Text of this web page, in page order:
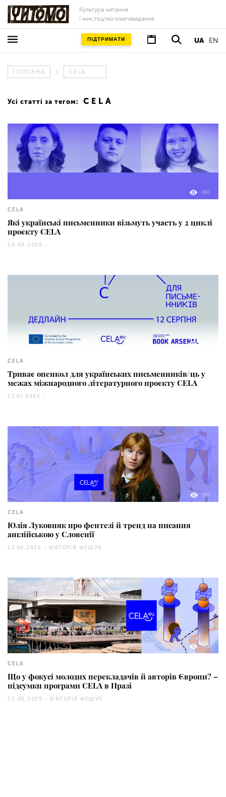
Культура читання
і мистецтво книговидання
UA EN
ПІДТРИМАТИ
ГОЛОВНА CELA
Усі статті за тегом: CELA
160
CELA
Які українські письменники візьмуть участь у 2 циклі
проєкту CELA
24.09.2025 -
CELA
Триває опенкол для українських письменників/ць у
межах міжнародного літературного проєкту CELA
27.07.2025 -
185
CELA
Юлія Луковняк про фентезі й тренд на писання
англійською у Словенії
27.06.2025 - ВІКТОРІЯ ФЕЩУК
441
CELA
Що у фокусі молодих перекладачів й авторів Європи? –
підсумки програми CELA в Празі
23.05.2025 - ВІКТОРІЯ ФЕЩУК